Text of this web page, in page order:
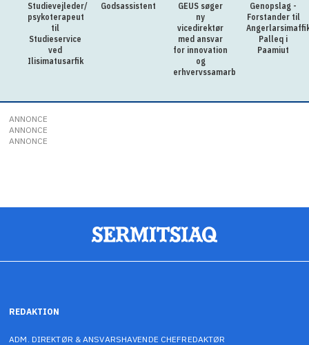
Studievejleder/
psykoterapeut
til
Studieservice
ved
Ilisimatusarfik
Godsassistent
GEUS søger
ny
vicedirektør
med ansvar
for innovation
og
erhvervssamarbejde
Genopslag -
Forstander til
Palleq i
Paamiut
ANNONCE
ANNONCE
ANNONCE
REDAKTION
ADM. DIREKTØR & ANSVARSHAVENDE CHEFREDAKTØR